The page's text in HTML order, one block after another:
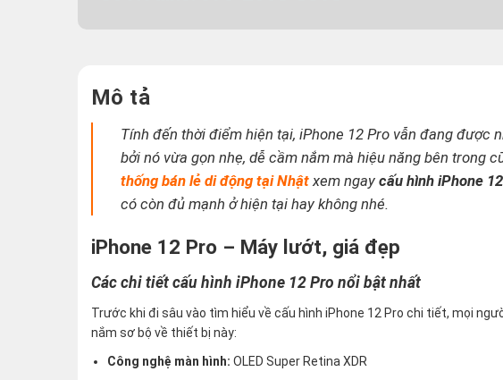
Mô tả
Tính đến thời điểm hiện tại, iPhone 12 Pro vẫn đang được
bởi nó vừa gọn nhẹ, dễ cầm nắm mà hiệu năng bên trong
thống bán lẻ di động tại Nhật xem ngaycấu hình iPhone
có còn đủ mạnh ở hiện tại hay không nhé.
iPhone 12 Pro – Máy lướt, giá đẹp
Các chi tiết cấu hình iPhone 12 Pro nổi bật nhất
Trước khi đi sâu vào tìm hiểu về cấu hình iPhone 12 Pro chi tiết, mọi
nắm sơ bộ về thiết bị này:
Công nghệ màn hình: OLED Super Retina XDR